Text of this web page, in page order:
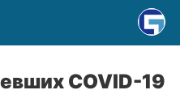
COVID-19